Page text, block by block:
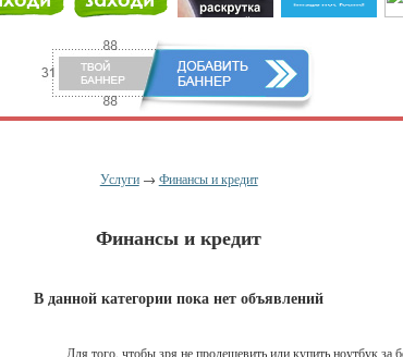
Услуги→ Финансы и кредит
Финансы и кредит
В данной категории пока нет объявлений
Для того, чтобы зря не продешевить или купить ноутбук за